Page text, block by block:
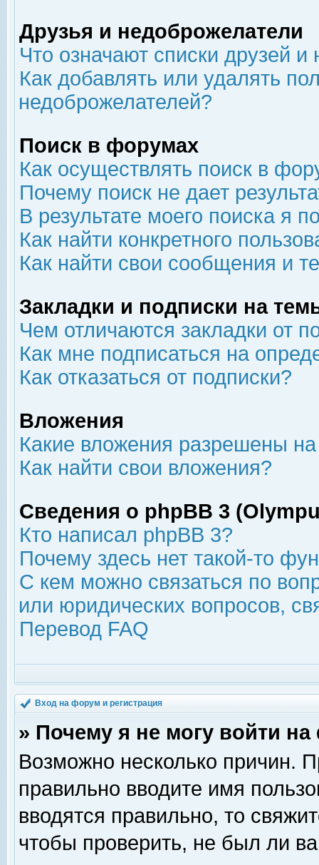
Друзья и недоброжелатели
Что означают списки друзей
Как добавлять или удалять
недоброжелателей?
Поиск в форумах
Как осуществлять поиск в
Почему поиск не дает
В результате моего поиска я
Как найти конкретного
Как найти свои сообщения и
Закладки и подписки на
Чем отличаются закладки от
Как мне подписаться на
Как отказаться от подписки?
Вложения
Какие вложения разрешены
Как найти свои вложения?
Сведения о phpBB 3
Кто написал phpBB 3?
Почему здесь нет такой-то
С кем можно связаться по
или юридических вопросов,
Перевод FAQ
Вход на форум и регистрация
» Почему я не могу войти
Возможно несколько причин.
правильно вводите имя
вводятся правильно, то
чтобы проверить, не был ли